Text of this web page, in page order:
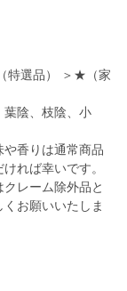
選品） ＞★（家
陰、枝陰、小
香りは通常商品
れば幸いです。
レーム除外品と
お願いいたしま